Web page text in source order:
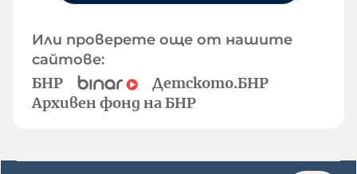
Или проверете още от нашите
сайтове:
БНР
Детското.БНР
Архивен фонд на БНР